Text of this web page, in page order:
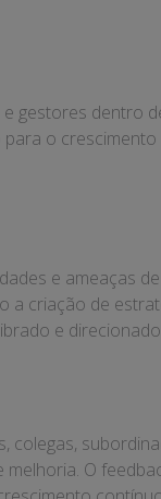
gestores dentro
o
e ameaças
criação de
e
colegas,
O